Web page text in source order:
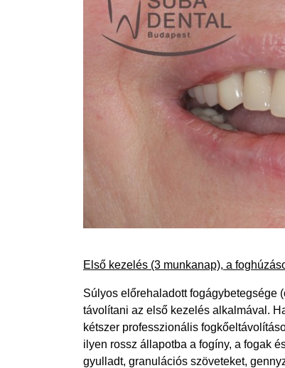
Első kezelés (3 munkanap), a
Súlyos előrehaladott fogágybetegsége
távolítani az első kezelés alkalmával.
kétszer professzionális
ilyen rossz állapotba a fogíny, a fogak
gyulladt, granulációs szöveteket,